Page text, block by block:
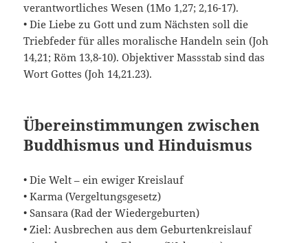
verantwortliches Wesen (1Mo 1,27; 2,16-17).
• Die Liebe zu Gott und zum Nächsten soll die
Triebfeder für alles moralische Handeln sein (Joh
14,21; Röm 13,8-10). Objektiver Massstab sind das
Wort Gottes (Joh 14,21.23).
Übereinstimmungen zwischen
Buddhismus und Hinduismus
• Die Welt – ein ewiger Kreislauf
• Karma (Vergeltungsgesetz)
• Sansara (Rad der Wiedergeburten)
• Ziel: Ausbrechen aus dem Geburtenkreislauf